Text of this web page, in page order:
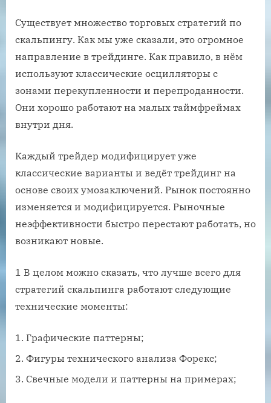
Существует множество торговых стратегий по
скальпингу. Как мы уже сказали, это огромное
направление в трейдинге. Как правило, в нём
используют классические осцилляторы с
зонами перекупленности и перепроданности.
Они хорошо работают на малых таймфреймах
внутри дня.
Каждый трейдер модифицирует уже
классические варианты и ведёт трейдинг на
основе своих умозаключений. Рынок постоянно
изменяется и модифицируется. Рыночные
неэффективности быстро перестают работать, но
возникают новые.
1 В целом можно сказать, что лучше всего для
стратегий скальпинга работают следующие
технические моменты:
Графические паттерны;
Фигуры технического анализа Форекс;
Свечные модели и паттерны на примерах;